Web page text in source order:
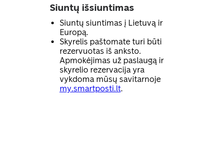
Siuntų išsiuntimas
Siuntų siuntimas į Lietuvą ir
Europą.
Skyrelis paštomate turi būti
rezervuotas iš anksto.
Apmokėjimas už paslaugą ir
skyrelio rezervacija yra
vykdoma mūsų savitarnoje
my.smartposti.lt.